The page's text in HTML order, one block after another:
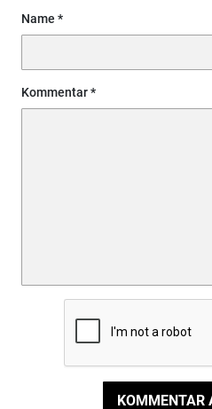
Name
Kommentar
KOMMENTAR